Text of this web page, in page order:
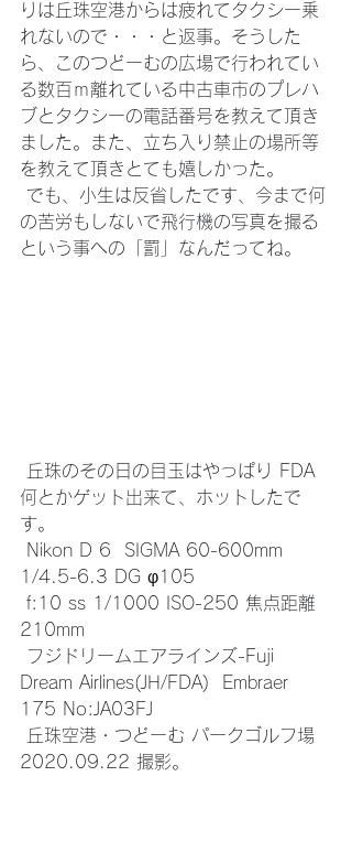
りは丘珠空港からは疲れてタクシー乗
れないので・・・と返事。そうした
ら、このつどーむの広場で行われてい
る数百ｍ離れている中古車市のプレハ
ブとタクシーの電話番号を教えて頂き
ました。また、立ち入り禁止の場所等
を教えて頂きとても嬉しかった。
の苦労もしないで飛行機の写真を撮る
という事への「罰」なんだってね。
何とかゲット出来て、ホットしたで
す。
1/4.5-6.3 DG φ105
210mm
Dream Airlines(JH/FDA)  Embraer
175 No:JA03FJ
2020.09.22 撮影。